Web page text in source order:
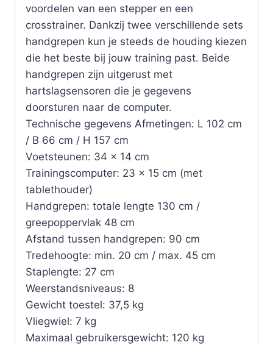
voordelen van een stepper en een
crosstrainer. Dankzij twee verschillende sets
handgrepen kun je steeds de houding kiezen
die het beste bij jouw training past. Beide
handgrepen zijn uitgerust met
hartslagsensoren die je gegevens
doorsturen naar de computer.
Technische gegevens Afmetingen: L 102 cm
/ B 66 cm / H 157 cm
Voetsteunen: 34 × 14 cm
Trainingscomputer: 23 × 15 cm (met
tablethouder)
Handgrepen: totale lengte 130 cm /
greepoppervlak 48 cm
Afstand tussen handgrepen: 90 cm
Tredehoogte: min. 20 cm / max. 45 cm
Staplengte: 27 cm
Weerstandsniveaus: 8
Gewicht toestel: 37,5 kg
Vliegwiel: 7 kg
Maximaal gebruikersgewicht: 120 kg